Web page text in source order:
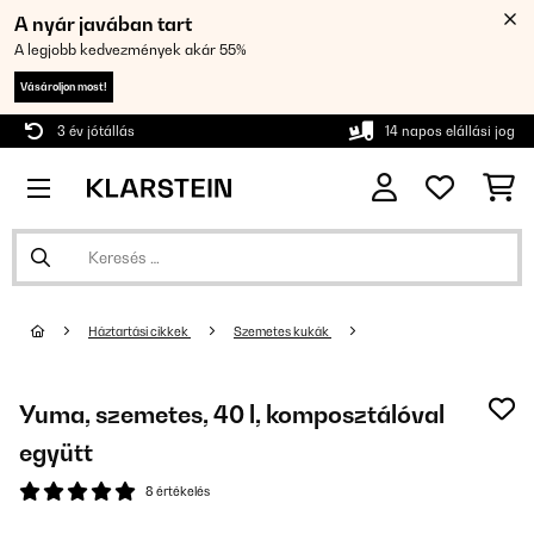
A nyár javában tart
A legjobb kedvezmények akár 55%
Vásároljon most!
3 év jótállás 14 napos elállási jog
Háztartási cikkek Szemetes kukák
Yuma, szemetes, 40 l, komposztálóval
együtt
8 értékelés